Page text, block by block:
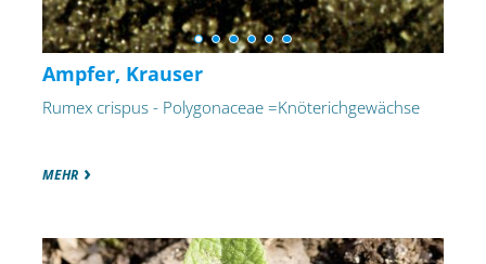
Ampfer, Krauser
Rumex crispus - Polygonaceae =Knöterichgewächse
MEHR